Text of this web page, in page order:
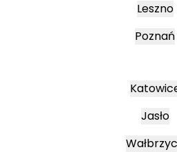
Leszno
Poznań
Jasło